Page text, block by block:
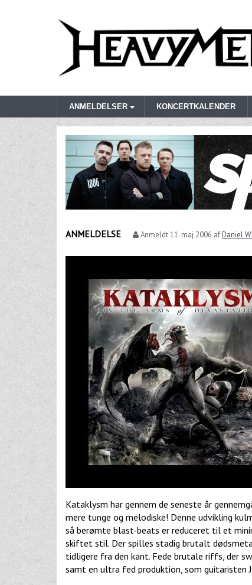
ANMELDELSER KONCERTKALENDER
ANMELDELSE Anmeldt11. maj 2006 afDaniel
Kataklysm har gennem de seneste år
mere tunge og melodiske! Denne udvikling
så berømte blast-beats er reduceret til et
skiftet stil. Der spilles stadig brutalt
tidligere fra den kant. Fede brutale riffs, der
samt en ultra fed produktion, som guitaristen